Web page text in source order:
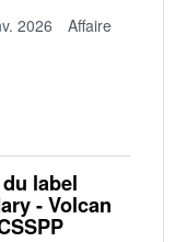
2026
Affaire
label
- Volcan